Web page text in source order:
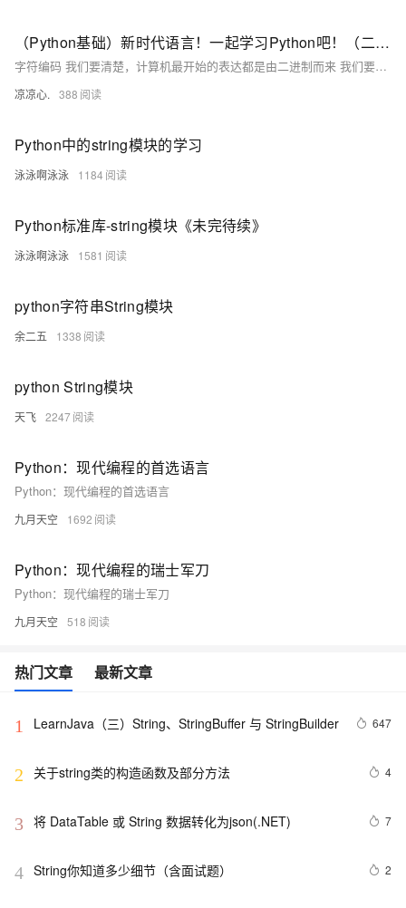
（Python基础）新时代语言！一起学习Python吧！（二）：字符编码由来；Python字符串、字符串格式化；list集合和tuple元组区别
字符编码 我们要清楚，计算机最开始的表达都是由二进制而来 我们要想通过二进制来表示我们熟知的字符看看以下的变化 例如： 1 的二进制编码为 0000 0001 我们通过A这个字符，让其在计算机内部存储（现如今，A 字符在地址通常表示为65） 现在拿A举例： 在计算机内部 A字符，它本身表示为 65这个数，在计算机底层会转为二进制码 也意味着A字符在底层表示为 1000001 通过这样的字符表示进行转换，逐步发展为拥有127个字符的编码存储到计算机中，这个编码表也被称为ASCII编码。 但随时代变迁，ASCII编码逐渐暴露短板，全球有上百种语言，光是ASCII编码并不能够满足需求
凉凉心. 388
Python中的string模块的学习
泳泳啊泳泳 1184
Python标准库-string模块《未完待续》
泳泳啊泳泳 1581
python字符串String模块
余二五 1338
python String模块
天飞 2247
Python：现代编程的首选语言
Python：现代编程的首选语言
九月天空 1692
Python：现代编程的瑞士军刀
Python：现代编程的瑞士军刀
九月天空 518
热门文章 最新文章
1 LearnJava（三）String、StringBuffer 与 StringBuilder 647
2 关于string类的构造函数及部分方法 4
3 将 DataTable 或 String 数据转化为json(.NET) 7
4 String你知道多少细节（含面试题） 2